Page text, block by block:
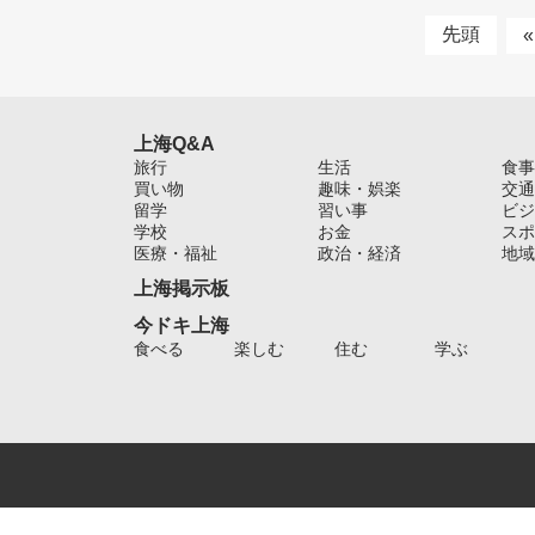
先頭 «
上海Q&A
旅行 生活
食事
買い物
趣味・娯楽
交通
留学
習い事
ビ
学校
お金
ス
医療・福祉
政治・経済 地域
上海掲示板
今ドキ上海
食べる 楽しむ 住む 学ぶ